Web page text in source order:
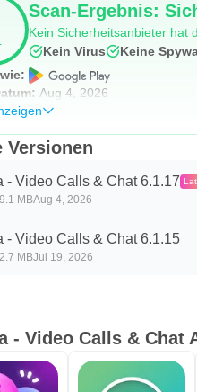
Scan-Ergebnis:
Kein Sicherheitsanbieter hat
Kein Virus
Keine
Aug 4, 2026
Versionen
- Video Calls & Chat 6.1.17
MBAug 4, 2026
- Video Calls & Chat 6.1.15
MBJul 19, 2026
- Video Calls & Chat